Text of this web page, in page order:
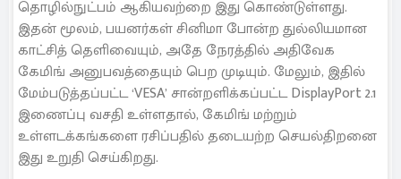
தொழில்நுட்பம் ஆகியவற்றை இது கொண்டுள்ளது.
இதன் மூலம், பயனர்கள் சினிமா போன்ற துல்லியமான
காட்சித் தெளிவையும், அதே நேரத்தில் அதிவேக
கேமிங் அனுபவத்தையும் பெற முடியும். மேலும், இதில்
மேம்படுத்தப்பட்ட ‘VESA’ சான்றளிக்கப்பட்ட DisplayPort 2.1
இணைப்பு வசதி உள்ளதால், கேமிங் மற்றும்
உள்ளடக்கங்களை ரசிப்பதில் தடையற்ற செயல்திறனை
இது உறுதி செய்கிறது.